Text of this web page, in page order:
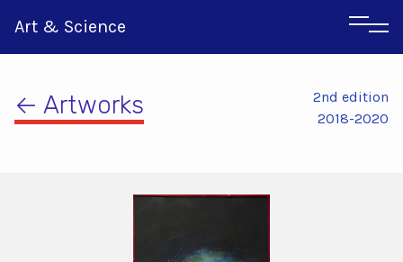
Art & Science
← Artworks
2nd edition
2018-2020